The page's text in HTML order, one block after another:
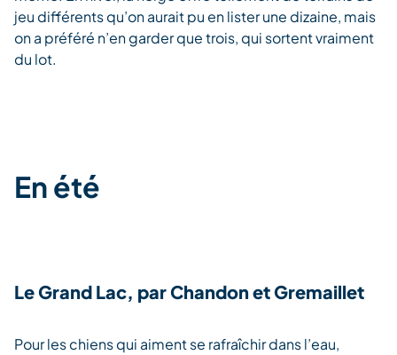
jeu différents qu’on aurait pu en lister une dizaine, mais
on a préféré n’en garder que trois, qui sortent vraiment
du lot.
En été
Le Grand Lac, par Chandon et Gremaillet
Pour les chiens qui aiment se rafraîchir dans l’eau,